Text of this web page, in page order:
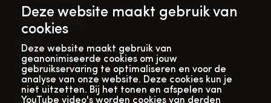
Deze website maakt gebruik van
cookies
Deze website maakt gebruik van
geanonimiseerde cookies om jouw
gebruikservaring te optimaliseren en voor de
analyse van onze website. Deze cookies kun je
niet uitzetten. Bij het tonen en afspelen van
YouTube video's worden cookies van derden
ANBI-gegevens
Pers
Vacatures